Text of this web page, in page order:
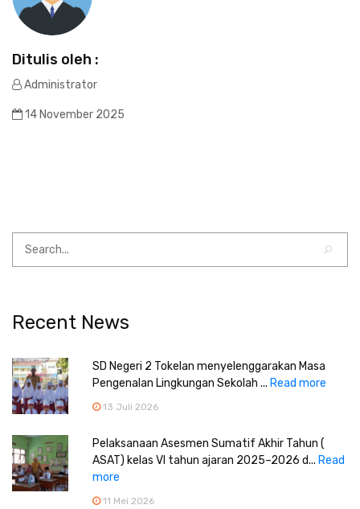
Ditulis oleh :
Administrator
14 November 2025
Recent News
SD Negeri 2 Tokelan menyelenggarakan Masa
Pengenalan Lingkungan Sekolah ... Read more
13 Juli 2026
Pelaksanaan Asesmen Sumatif Akhir Tahun (
ASAT) kelas VI tahun ajaran 2025–2026 d... Read
more
11 Mei 2026